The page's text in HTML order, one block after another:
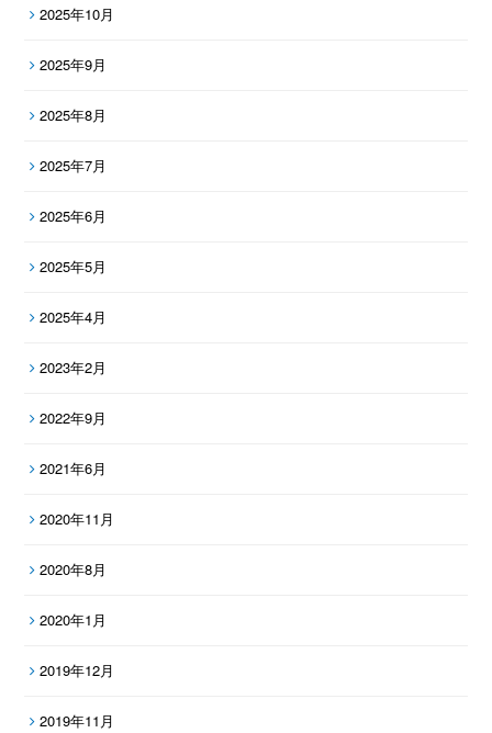
2025年10月
2025年9月
2025年8月
2025年7月
2025年6月
2025年5月
2025年4月
2023年2月
2022年9月
2021年6月
2020年11月
2020年8月
2020年1月
2019年12月
2019年11月